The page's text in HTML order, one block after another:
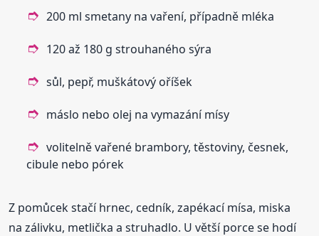
200 ml smetany na vaření, případně mléka
120 až 180 g strouhaného sýra
sůl, pepř, muškátový oříšek
máslo nebo olej na vymazání mísy
volitelně vařené brambory, těstoviny, česnek,
cibule nebo pórek
Z pomůcek stačí hrnec, cedník, zapékací mísa, miska
na zálivku, metlička a struhadlo. U větší porce se hodí